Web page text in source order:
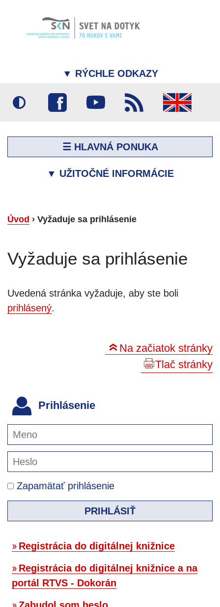
▼ RÝCHLE ODKAZY
☰ HLAVNÁ PONUKA
▼ UŽITOČNÉ INFORMÁCIE
Úvod › Vyžaduje sa prihlásenie
Vyžaduje sa prihlásenie
Uvedená stránka vyžaduje, aby ste boli
prihlásený.
Na začiatok stránky
Tlač stránky
Prihlásenie
Zapamätať prihlásenie
PRIHLÁSIŤ
Registrácia do digitálnej knižnice
Registrácia do digitálnej knižnice a na
portál RTVS - Dokorán